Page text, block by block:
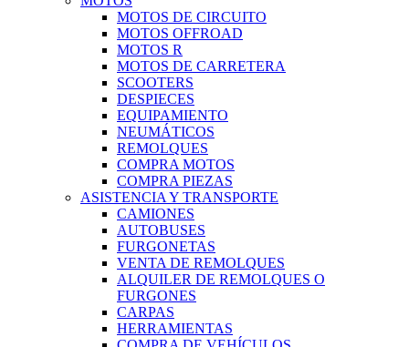
MOTOS DE CIRCUITO
MOTOS OFFROAD
MOTOS R
MOTOS DE CARRETERA
SCOOTERS
DESPIECES
EQUIPAMIENTO
NEUMÁTICOS
REMOLQUES
COMPRA MOTOS
COMPRA PIEZAS
ASISTENCIA Y TRANSPORTE
CAMIONES
AUTOBUSES
FURGONETAS
VENTA DE REMOLQUES
ALQUILER DE REMOLQUES O
FURGONES
CARPAS
HERRAMIENTAS